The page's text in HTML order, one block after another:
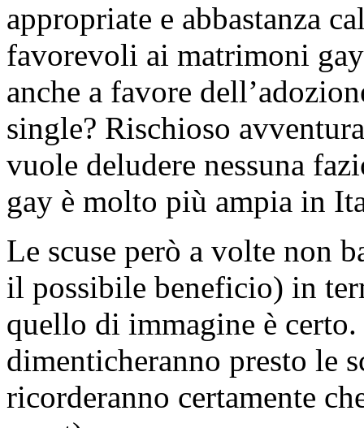
appropriate e abbastanza
favorevoli ai matrimoni
anche a favore
single? Rischioso
vuole deludere nessuna
gay è molto più ampia in
Le scuse però a volte non
il possibile beneficio) in
quello di immagine è
dimenticheranno presto le
ricorderanno certamente